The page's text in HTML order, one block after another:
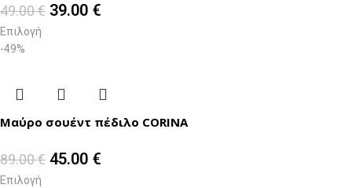
49.00€ 39.00 €
Επιλογή
-49%
Μαύρο σουέντ πέδιλο CORINA
89.00€ 45.00 €
Επιλογή